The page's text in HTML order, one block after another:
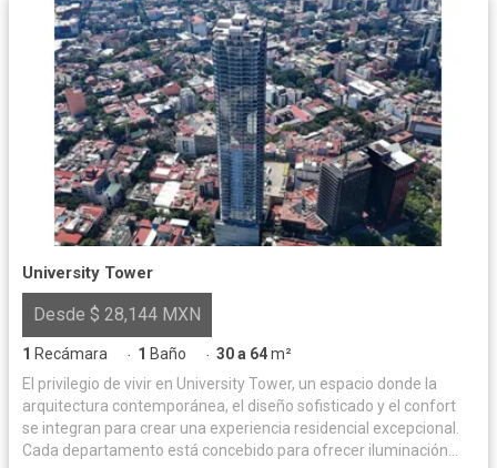
University Tower
Desde $ 28,144 MXN
1 Recámara · 1 Baño · 30 a 64m²
El privilegio de vivir en University Tower, un espacio donde la
arquitectura contemporánea, el diseño sofisticado y el confort
se integran para crear una experiencia residencial excepcional.
Cada departamento está concebido para ofrecer iluminación